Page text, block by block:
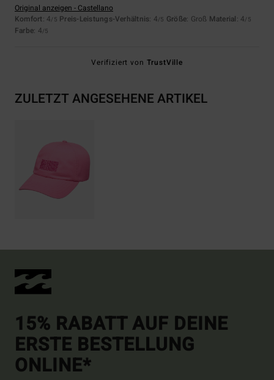
Original anzeigen - Castellano
Komfort: 4/5 Preis-Leistungs-Verhältnis: 4/5 Größe: Groß Material: 4/5
Farbe: 4/5
Verifiziert von TrustVille
ZULETZT ANGESEHENE ARTIKEL
15% RABATT AUF DEINE
ERSTE BESTELLUNG
ONLINE*